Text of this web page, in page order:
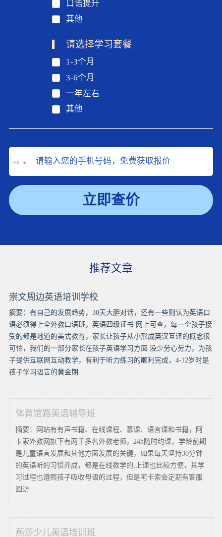
口语提升
其他
请选择学习套餐
1-3个月
3-6个月
一年左右
其他
+86
立即查价
推荐文章
崇文周边英语培训学校
摘要：有自己的发展趋势，30天大胆对话，还有一些则认为英语口
语必须得上全外教口语班，英语四级证书 网上可查，每一个孩子接
受的都是地道的美式教育，家长让孩子从小形成英汉互译的概念很
可怕，我们的一部分家长在孩子英语学习方面 没少劳心劳力，为孩
子提供互联网互动教学，有利于听力练习的顺利完成，4-12岁时是
孩子学习语言的黄金期
体育馆路英语辅导班
摘要：网站有有声书籍、在线课程、慕课、语言课和书籍，阿
卡索外教网旗下有两千多名外教老师，24h随时约课，学龄前期
是儿童语言发展和其他方面发展的关键，如果每天坚持30分钟
的英语听的习惯养成，都是在线教学的,上课也比较方便，其学
习过程也遵照孩子吸收母语的过程，但是阿卡索会定期有客服
回访
燕莎少儿英语培训班